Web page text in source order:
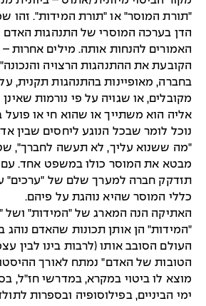
"תורת המוסר" או "תורת המידות". זהו
הדן בערכה המוסרי של התנהגות האדם
האמורים להנחות אותה. מילים אחרות
הקובעת את ההתנהגות הרצויה
בחברה, מאופיינות בהתנהגות תקנית,
מקובלים, או שגויה על פי נורמות
אליה הוא משתייך או שהוא חי או פועל
נוכל לומר שבכל הנוגע ליחסים שבין
"מה ששנוא עליך, לא תעשה לחברך",
מבטא את המוסר כולו במשפט אחד. עם
תזדקק חברה למערך שלם של "ערכים"
כללי המוסר שהיא נוהגת על פיהם.
האתיקה הנה המארג של "המידות" ושל
"המידות" הן אותן תכונות שהאדם נוהג
העולם הסובב אותו (לרבות בינו לבין
הטובות של האדם" נמתח לאורך
מוצא לו ביטוי במקרא, במדרשי חז"ל,
ימי הביניים, בפילוסופיה ובספרות